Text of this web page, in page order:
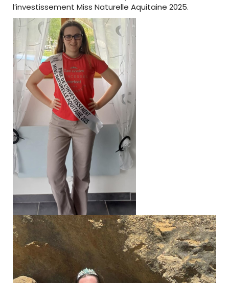
l’investissement Miss Naturelle Aquitaine 2025.